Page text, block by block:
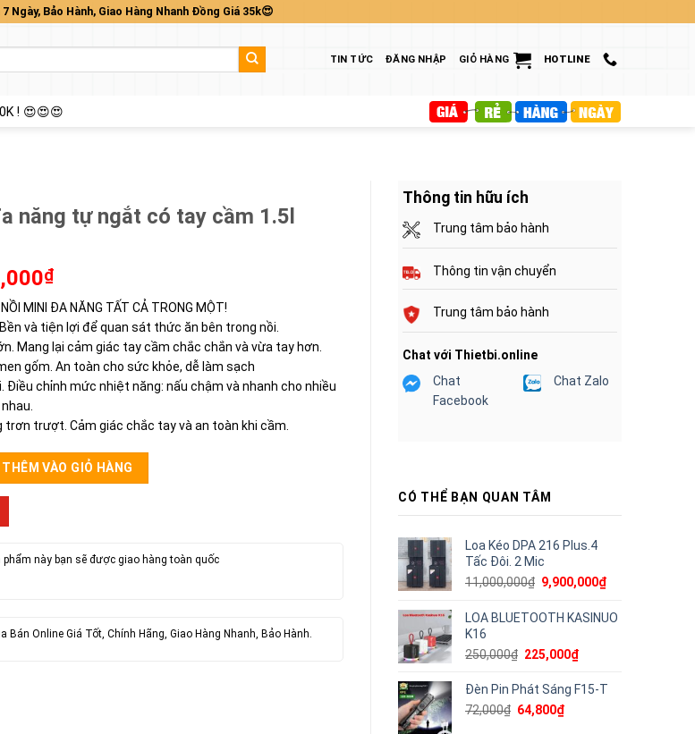
Ngày, Bảo Hành, Giao Hàng Nhanh Đồng Giá 35k😍
TIN TỨC ĐĂNG NHẬP GIỎ HÀNG HOTLINE
! 😍😍😍
Thông tin hữu ích
Trung tâm bảo hành
Thông tin vận chuyển
Trung tâm bảo hành
Chat với Thietbi.online
Chat
Facebook
Chat Zalo
CÓ THỂ BẠN QUAN TÂM
Loa Kéo DPA 216 Plus.4
Tấc Đôi. 2 Mic
11,000,000₫ Giá
là:
9,900,000₫Giá
tại
LOA BLUETOOTH KASINUO
K16
250,000₫ Giá
là:
250,000₫.
225,000₫Giá
tại
Đèn Pin Phát Sáng F15-T
72,000₫ Giá
64,800₫Giá
năng tự ngắt có tay cầm 1.5l
₫Giá
tại
là:
621,000₫.
NỒI MINI ĐA NĂNG TẤT CẢ TRONG MỘT!
Bền và tiện lợi để quan sát thức ăn bên trong nồi.
Mang lại cảm giác tay cầm chắc chắn và vừa tay hơn.
gốm. An toàn cho sức khỏe, dễ làm sạch
Điều chỉnh mức nhiệt năng: nấu chậm và nhanh cho nhiều
trơn trượt. Cảm giác chắc tay và an toàn khi cầm.
ngắt có tay cầm 1.5l Olayks số lượng
THÊM VÀO GIỎ HÀNG
phẩm này bạn sẽ được giao hàng toàn quốc
Bán Online Giá Tốt, Chính Hãng, Giao Hàng Nhanh, Bảo Hành.